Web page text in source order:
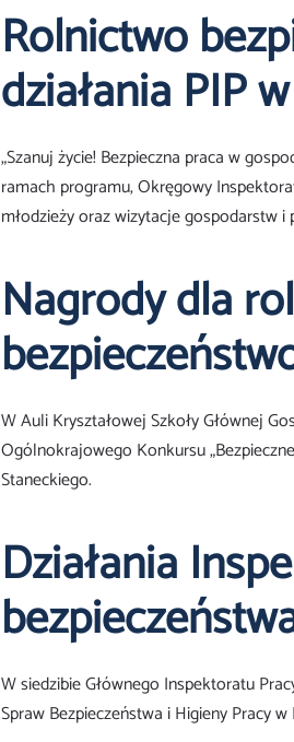
Rolnictwo
działania PIP
„Szanuj życie! Bezpieczna praca w
ramach programu, Okręgowy
młodzieży oraz wizytacje gospodarstw
Nagrody dla
W Auli Kryształowej Szkoły Głównej
Ogólnokrajowego Konkursu
Staneckiego.
Działania
W siedzibie Głównego Inspektoratu
Spraw Bezpieczeństwa i Higieny Pracy